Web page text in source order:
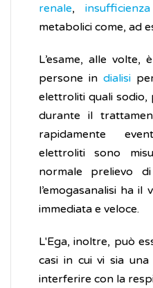
renale,
metabolici come, ad
L’esame, alle volte,
persone indialisi
elettroliti quali sodio,
durante il
rapidamente
elettroliti sono
normale prelievo
l’emogasanalisi ha il
immediata e veloce.
L'Ega, inoltre, può
casi in cui vi sia
interferire con la